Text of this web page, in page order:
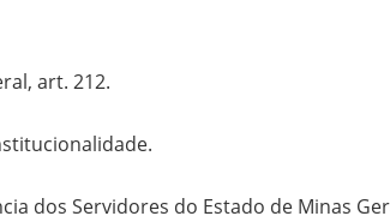
art. 212.
dos Servidores do Estado de Minas